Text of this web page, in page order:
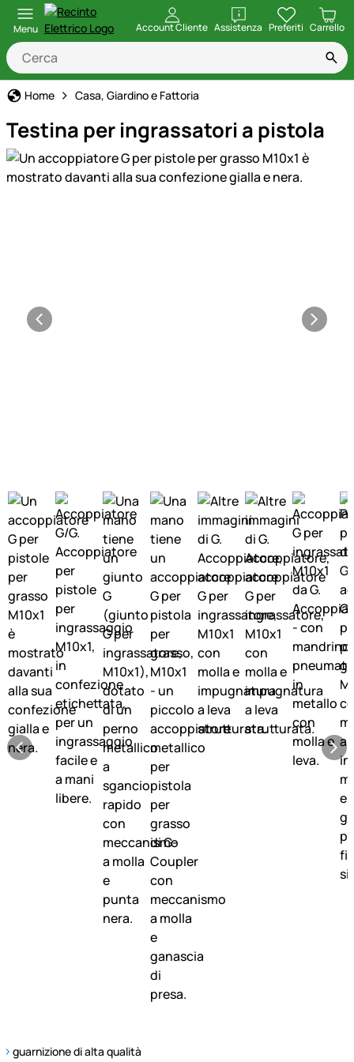
Menu Account Cliente Assistenza
apri Preferiti Carrello
Home Casa, Giardino e Fattoria
Testina per ingrassatori a pistola
Galleria prodotti
guarnizione di alta qualità